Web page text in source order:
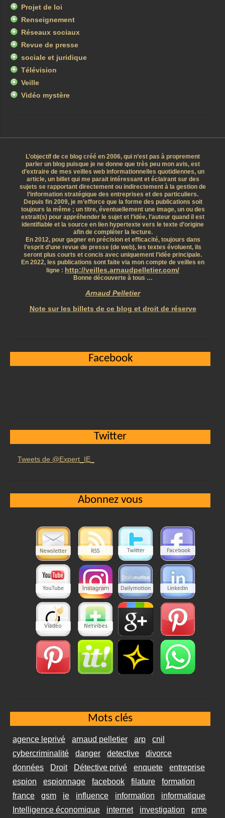
Projet de loi
Renseignement
Réseaux sociaux
Revue de presse
sociale et juridique
Télévision
Veille
Vidéo mystère
L’objectif de ce blog créé en 2006, qui n’est pas à proprement
parler un blog puisque je ne donne que très peu mon avis, est
d’extraire de mes veilles web informationnelles quotidiennes, un
article, un billet qui me parait intéressant et éclairant sur des
sujets se rapportant directement ou indirectement à la gestion de
l’information stratégique des entreprises et des particuliers.
Depuis fin 2009, je m’efforce que la forme des publications soit
toujours la même ; un titre, éventuellement une image, un ou des
extrait(s) pour appréhender le sujet et l’idée, l’auteur quand il est
identifiable et la source en lien hypertexte vers le texte d’origine
afin de compléter la lecture.
En 2012, pour gagner en précision et efficacité, toujours dans
l’esprit d’une revue de presse (de web), les textes évoluent, ils
seront plus courts et concis avec uniquement l’idée principale.
En 2022, les publications sont faite via mon compte de veilles en
ligne : http://veilles.arnaudpelletier.com/
Bonne découverte à tous …
Arnaud Pelletier
Note sur les billets de ce blog et droit de réserve
Facebook
Twitter
Tweets de @Expert_IE_
Abonnez vous
Mots clés
agence leprivé arnaud pelletier arp
cnil
cybercriminalité
danger detective
divorce
données
Droit Détective privé enquete
entreprise
espion
espionnage facebook filature
formation
france
gsm ie influence information
informatique
Intelligence économique
internet investigation pme